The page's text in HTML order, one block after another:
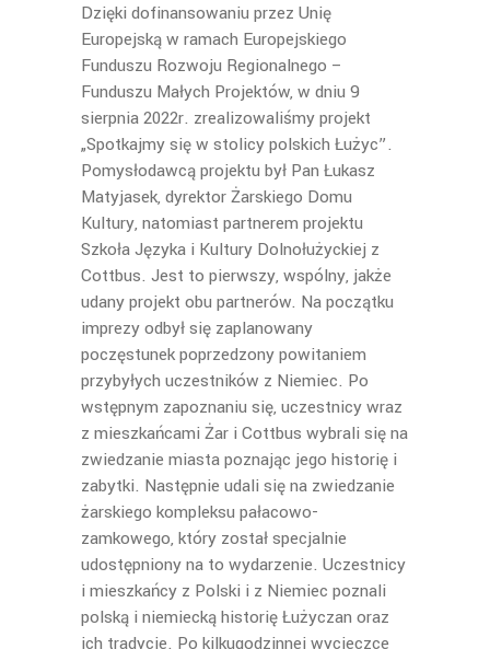
Dzięki dofinansowaniu przez Unię
Europejską w ramach Europejskiego
Funduszu Rozwoju Regionalnego –
Funduszu Małych Projektów, w dniu 9
sierpnia 2022r. zrealizowaliśmy projekt
„Spotkajmy się w stolicy polskich Łużyc”.
Pomysłodawcą projektu był Pan Łukasz
Matyjasek, dyrektor Żarskiego Domu
Kultury, natomiast partnerem projektu
Szkoła Języka i Kultury Dolnołużyckiej z
Cottbus. Jest to pierwszy, wspólny, jakże
udany projekt obu partnerów. Na początku
imprezy odbył się zaplanowany
poczęstunek poprzedzony powitaniem
przybyłych uczestników z Niemiec. Po
wstępnym zapoznaniu się, uczestnicy wraz
z mieszkańcami Żar i Cottbus wybrali się na
zwiedzanie miasta poznając jego historię i
zabytki. Następnie udali się na zwiedzanie
żarskiego kompleksu pałacowo-
zamkowego, który został specjalnie
udostępniony na to wydarzenie. Uczestnicy
i mieszkańcy z Polski i z Niemiec poznali
polską i niemiecką historię Łużyczan oraz
ich tradycje. Po kilkugodzinnej wycieczce